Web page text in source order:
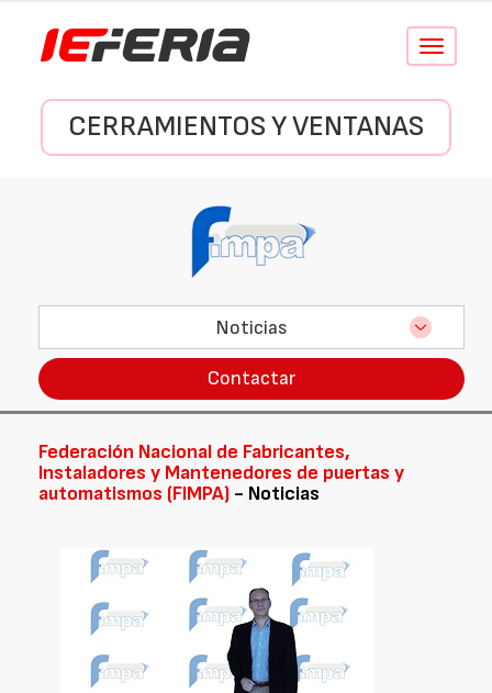
Conmutar
CERRAMIENTOS Y VENTANAS
Noticias
Contactar
Federación Nacional de Fabricantes,
Instaladores y Mantenedores de puertas y
automatismos (FIMPA) - Noticias